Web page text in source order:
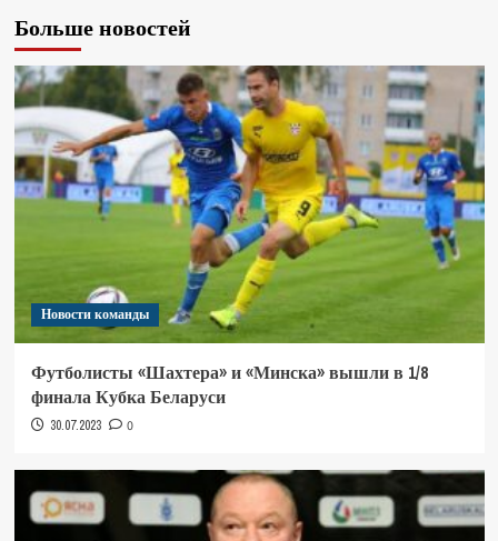
Больше новостей
Новости команды
Футболисты «Шахтера» и «Минска» вышли в 1/8
финала Кубка Беларуси
30.07.2023 0